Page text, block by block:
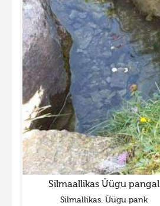
Silmaallikas Üügu pangal
Silmallikas. Üügu pank